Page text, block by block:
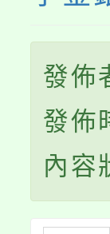
發佈
發佈
內容